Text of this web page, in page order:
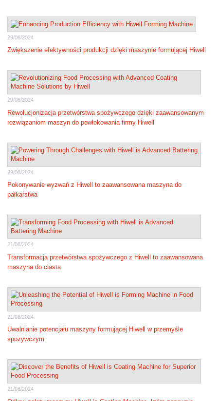
29/08/2024
Zwiększenie efektywności produkcji dzięki maszynie formującej Hiwell
29/08/2024
Rewolucjonizacja przetwórstwa spożywczego dzięki zaawansowanym
rozwiązaniom maszyn do powłokowania firmy Hiwell
29/08/2024
Pokonywanie wyzwań z Hiwell to zaawansowana maszyna do
pałkarstwa
21/08/2024
Transformacja przetwórstwa spożywczego z Hiwell to zaawansowana
maszyna do ciasta
21/08/2024
Uwalnianie potencjału maszyny formującej Hiwell w przemyśle
spożywczym
21/08/2024